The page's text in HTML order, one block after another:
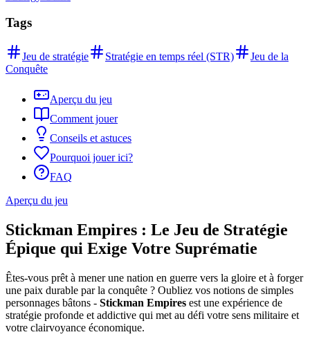
Tags
Jeu de stratégie Stratégie en temps réel (STR)
Jeu de la
Conquête
Aperçu du jeu
Comment jouer
Conseils et astuces
Pourquoi jouer ici?
FAQ
Aperçu du jeu
Stickman Empires : Le Jeu de Stratégie
Épique qui Exige Votre Suprématie
Êtes-vous prêt à mener une nation en guerre vers la gloire et à forger
une paix durable par la conquête ? Oubliez vos notions de simples
personnages bâtons - Stickman Empires est une expérience de
stratégie profonde et addictive qui met au défi votre sens militaire et
votre clairvoyance économique.